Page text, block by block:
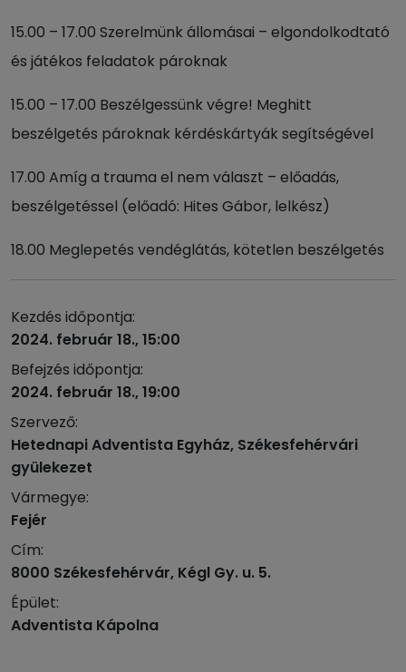
15.00 – 17.00 Szerelmünk állomásai – elgondolkodtató
és játékos feladatok pároknak
15.00 – 17.00 Beszélgessünk végre! Meghitt
beszélgetés pároknak kérdéskártyák segítségével
17.00 Amíg a trauma el nem választ – előadás,
beszélgetéssel (előadó: Hites Gábor, lelkész)
18.00 Meglepetés vendéglátás, kötetlen beszélgetés
Kezdés időpontja:
2024. február 18., 15:00
Befejzés időpontja:
2024. február 18., 19:00
Szervező:
Hetednapi Adventista Egyház, Székesfehérvári
gyülekezet
Vármegye:
Fejér
Cím:
8000 Székesfehérvár, Kégl Gy. u. 5.
Épület:
Adventista Kápolna